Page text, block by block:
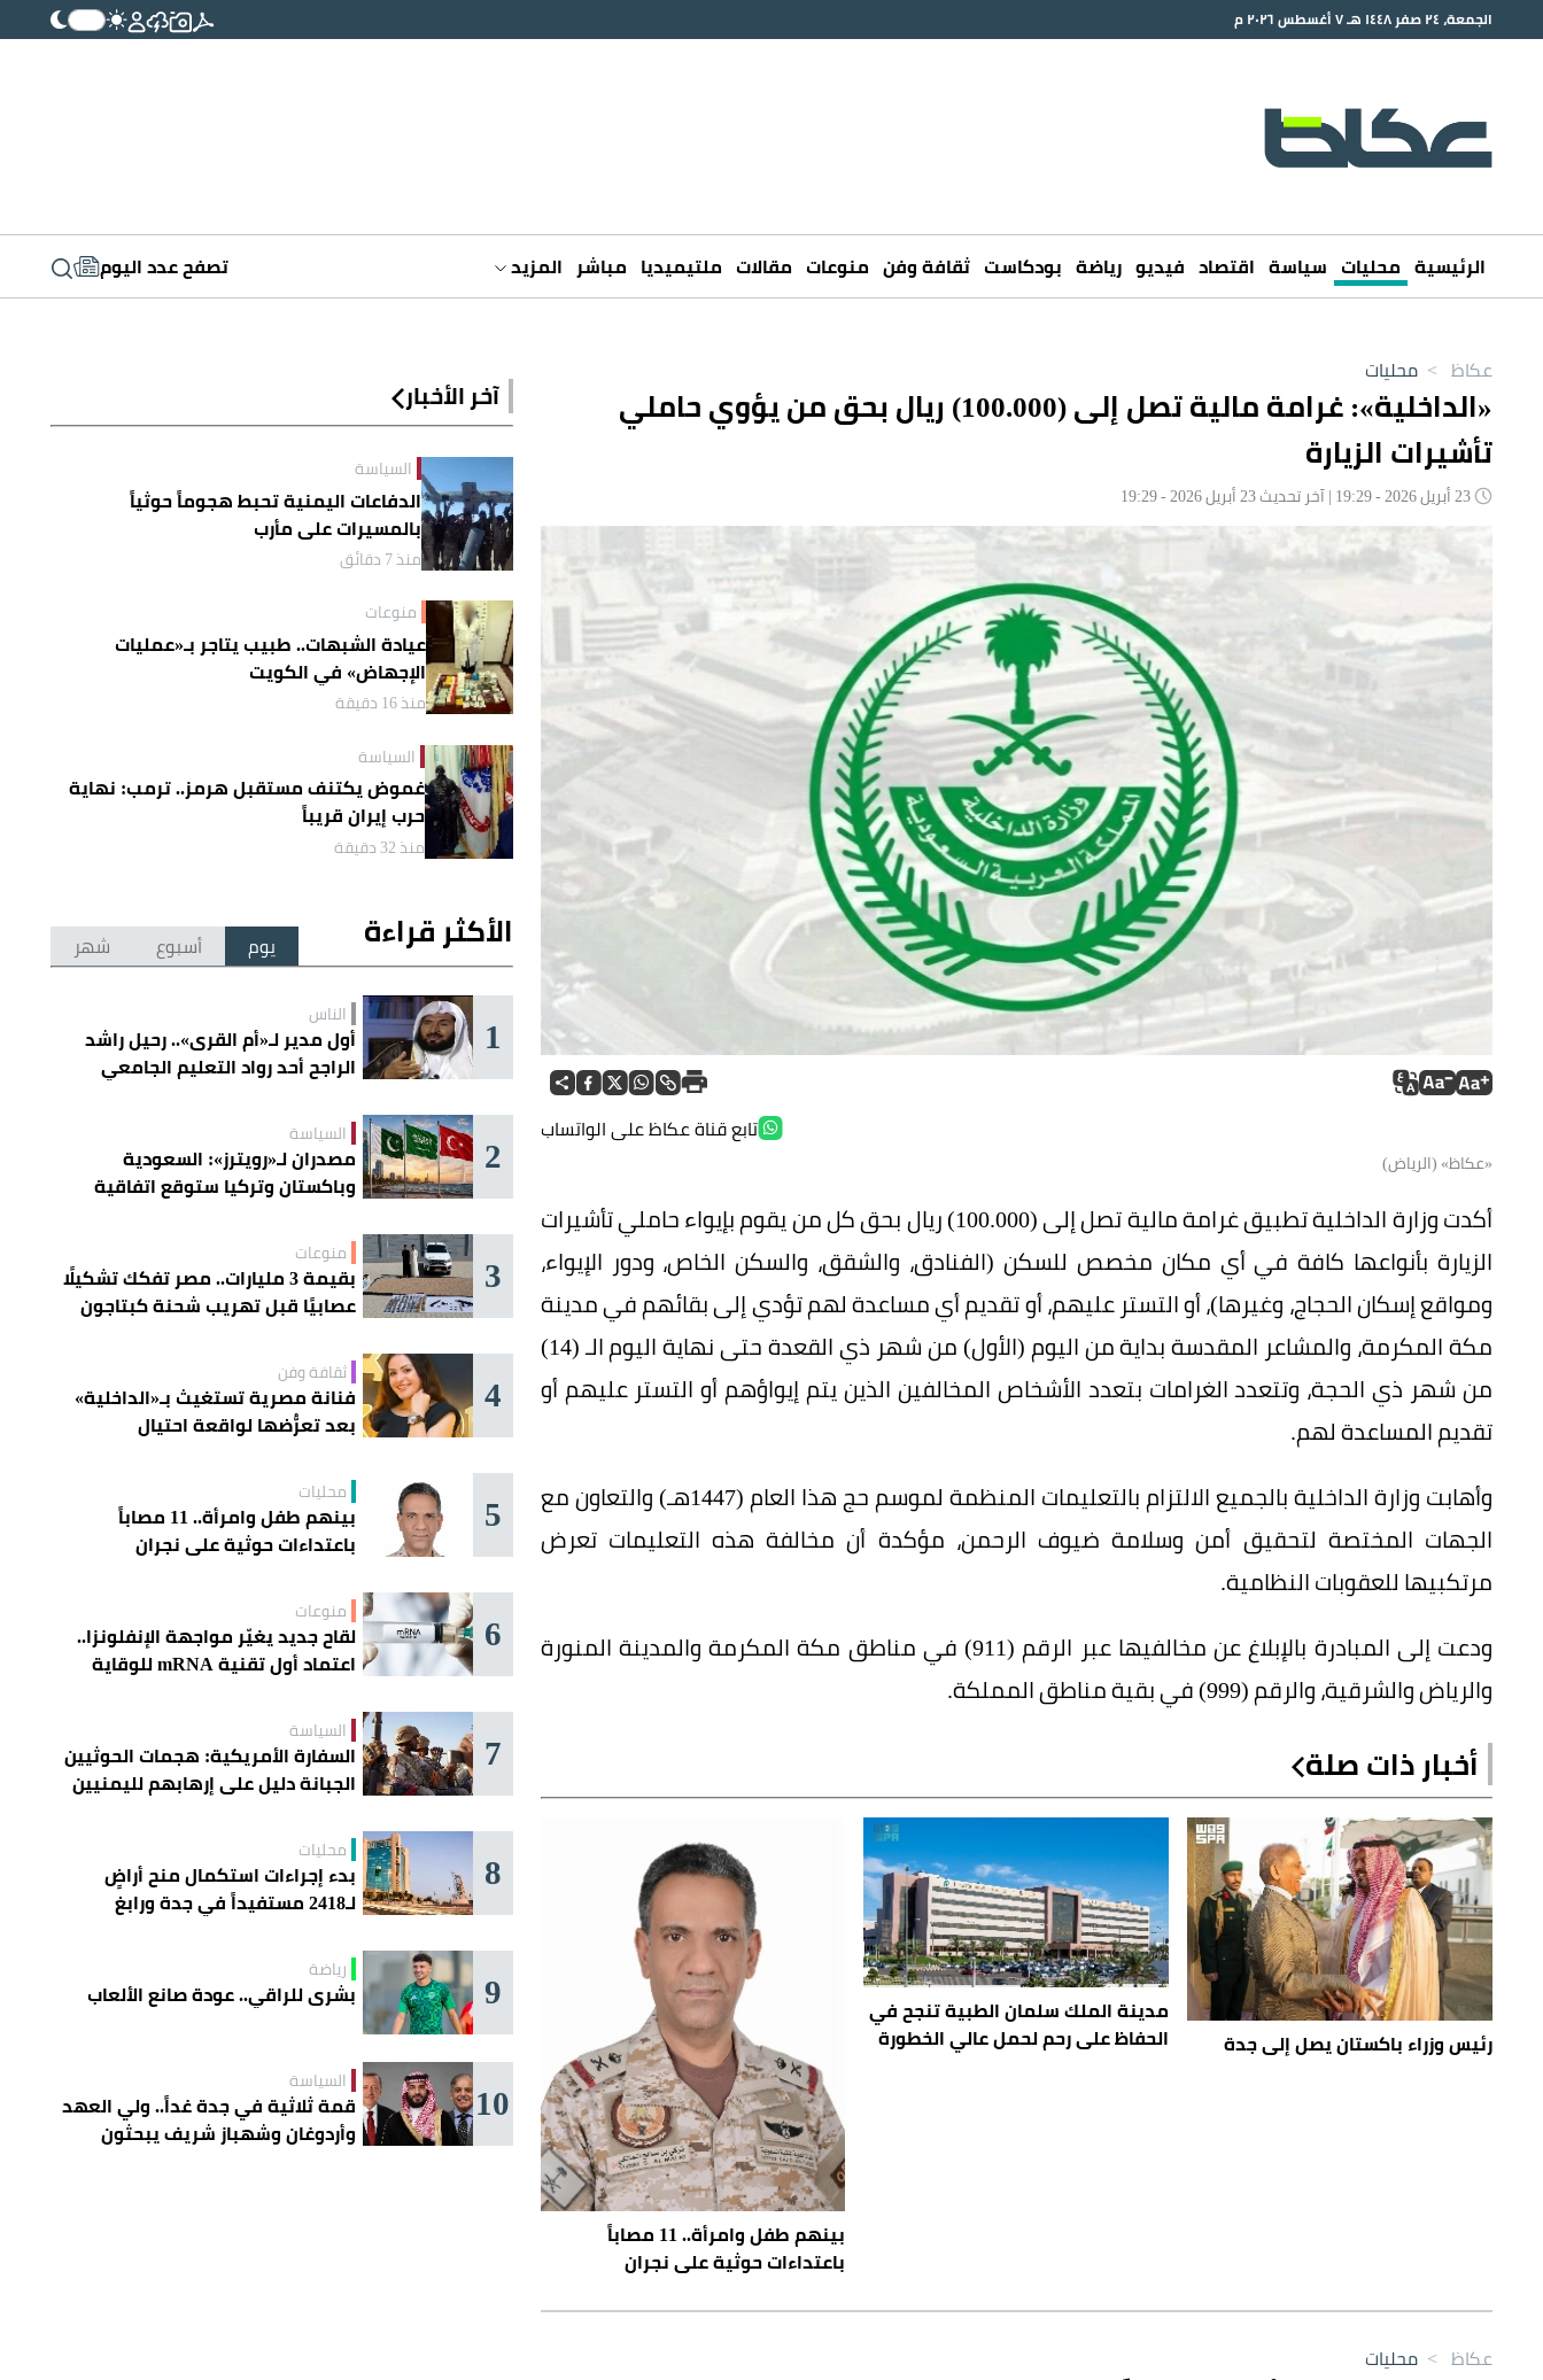
الجمعة، ٢٤ صفر ١٤٤٨ هـ ٧ أغسطس ٢٠٢٦ م
الرئيسية محليات سياسة اقتصاد فيديو رياضة بودكاست ثقافة وفن منوعات مقالات ملتيميديا مباشر المزيد تصفح عدد اليوم
عكاظ > محليات
«الداخلية»: غرامة مالية تصل إلى (100.000) ريال بحق من يؤوي حاملي
تأشيرات الزيارة
تابع قناة عكاظ على الواتساب
«عكاظ» (الرياض)
أكدت وزارة الداخلية تطبيق غرامة مالية تصل إلى (100.000) ريال بحق كل من يقوم بإيواء حاملي تأشيرات
الزيارة بأنواعها كافة في أي مكان مخصص للسكن (الفنادق، والشقق، والسكن الخاص، ودور الإيواء،
ومواقع إسكان الحجاج، وغيرها)، أو التستر عليهم، أو تقديم أي مساعدة لهم تؤدي إلى بقائهم في مدينة
مكة المكرمة، والمشاعر المقدسة بداية من اليوم (الأول) من شهر ذي القعدة حتى نهاية اليوم الـ (14)
من شهر ذي الحجة، وتتعدد الغرامات بتعدد الأشخاص المخالفين الذين يتم إيواؤهم أو التستر عليهم أو
تقديم المساعدة لهم.
وأهابت وزارة الداخلية بالجميع الالتزام بالتعليمات المنظمة لموسم حج هذا العام (1447هـ) والتعاون مع
الجهات المختصة لتحقيق أمن وسلامة ضيوف الرحمن، مؤكدة أن مخالفة هذه التعليمات تعرض
مرتكبيها للعقوبات النظامية.
ودعت إلى المبادرة بالإبلاغ عن مخالفيها عبر الرقم (911) في مناطق مكة المكرمة والمدينة المنورة
والرياض والشرقية، والرقم (999) في بقية مناطق المملكة.
أخبار ذات صلة
رئيس وزراء باكستان يصل إلى جدة
مدينة الملك سلمان الطبية تنجح في
الحفاظ على رحم لحمل عالي الخطورة
بينهم طفل وامرأة.. 11 مصاباً
باعتداءات حوثية على نجران
آخر الأخبار
السياسة
الدفاعات اليمنية تحبط هجوماً حوثياً
بالمسيرات على مأرب
منذ 7 دقائق
منوعات
عيادة الشبهات.. طبيب يتاجر بـ«عمليات
الإجهاض» في الكويت
منذ 16 دقيقة
السياسة
غموض يكتنف مستقبل هرمز.. ترمب: نهاية
حرب إيران قريباً
منذ 32 دقيقة
الأكثر قراءة يوم أسبوع شهر
1 الناس
أول مدير لـ«أم القرى».. رحيل راشد
الراجح أحد رواد التعليم الجامعي
2 السياسة
مصدران لـ«رويترز»: السعودية
وباكستان وتركيا ستوقع اتفاقية
3 منوعات
بقيمة 3 مليارات.. مصر تفكك تشكيلًا
عصابيًا قبل تهريب شحنة كبتاجون
4 ثقافة وفن
فنانة مصرية تستغيث بـ«الداخلية»
بعد تعرُّضها لواقعة احتيال
5 محليات
بينهم طفل وامرأة.. 11 مصاباً
باعتداءات حوثية على نجران
6 منوعات
لقاح جديد يغيّر مواجهة الإنفلونزا..
اعتماد أول تقنية mRNA للوقاية
7 السياسة
السفارة الأمريكية: هجمات الحوثيين
الجبانة دليل على إرهابهم لليمنيين
8 محليات
بدء إجراءات استكمال منح أراضٍ
لـ2418 مستفيداً في جدة ورابغ
9 رياضة
بشرى للراقي.. عودة صانع الألعاب
10 السياسة
قمة ثلاثية في جدة غداً.. ولي العهد
وأردوغان وشهباز شريف يبحثون
عكاظ > محليات